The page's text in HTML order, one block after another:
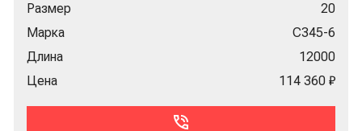
Размер
20
Марка
С345-6
Длина
12000
Цена
114 360 ₽